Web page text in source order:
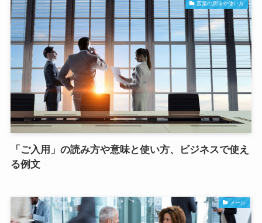
言葉の意味や使い方
「ご入用」の読み方や意味と使い方、ビジネスで使え
る例文
メール